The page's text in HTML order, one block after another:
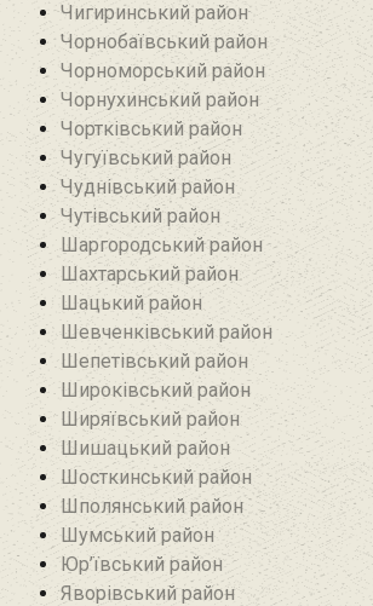
Чигиринський район
Чорнобаївський район
Чорноморський район
Чорнухинський район‎
Чортківський район
Чугуївський район
Чуднівський район
Чутівський район
Шаргородський район
Шахтарський район‎
Шацький район
Шевченківський район
Шепетівський район
Широківський район
Ширяївський район
Шишацький район
Шосткинський район
Шполянський район
Шумський район
Юр’ївський район
Яворівський район